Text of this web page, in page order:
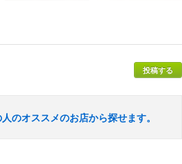
投稿する
のオススメのお店から探せます。